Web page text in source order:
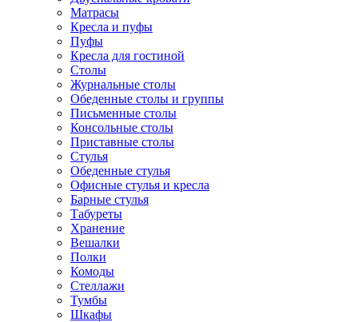
Матрасы
Кресла и пуфы
Пуфы
Кресла для гостиной
Столы
Журнальные столы
Обеденные столы и группы
Письменные столы
Консольные столы
Приставные столы
Стулья
Обеденные стулья
Офисные стулья и кресла
Барные стулья
Табуреты
Хранение
Вешалки
Полки
Комоды
Стеллажи
Тумбы
Шкафы